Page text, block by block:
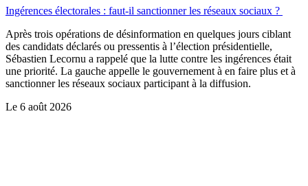
Ingérences électorales : faut-il sanctionner les réseaux sociaux ?
Après trois opérations de désinformation en quelques jours ciblant
des candidats déclarés ou pressentis à l’élection présidentielle,
Sébastien Lecornu a rappelé que la lutte contre les ingérences était
une priorité. La gauche appelle le gouvernement à en faire plus et à
sanctionner les réseaux sociaux participant à la diffusion.
Le 6 août 2026